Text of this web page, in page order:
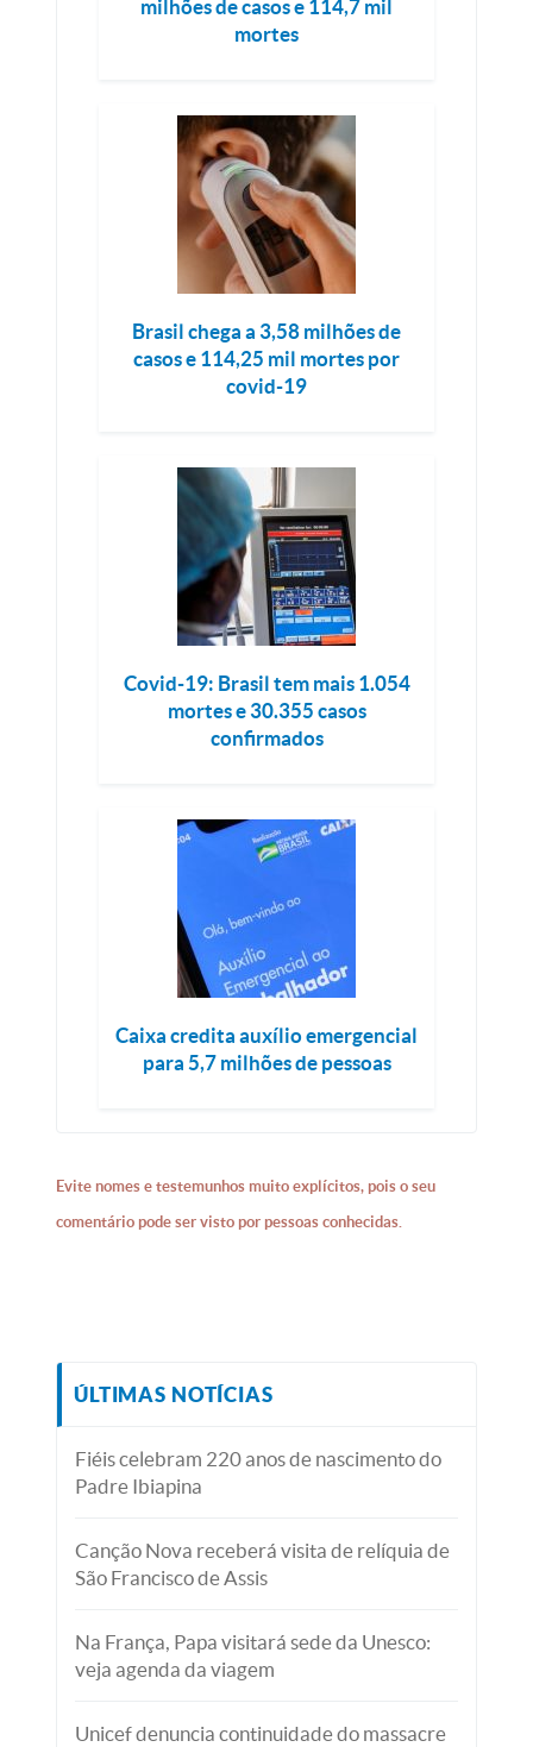
milhões de casos e 114,7 mil
mortes
Brasil chega a 3,58 milhões de
casos e 114,25 mil mortes por
covid-19
Covid-19: Brasil tem mais 1.054
mortes e 30.355 casos
confirmados
Caixa credita auxílio emergencial
para 5,7 milhões de pessoas
Evite nomes e testemunhos muito explícitos, pois o seu
comentário pode ser visto por pessoas conhecidas.
ÚLTIMAS NOTÍCIAS
Fiéis celebram 220 anos de nascimento do
Padre Ibiapina
Canção Nova receberá visita de relíquia de
São Francisco de Assis
Na França, Papa visitará sede da Unesco:
veja agenda da viagem
Unicef denuncia continuidade do massacre